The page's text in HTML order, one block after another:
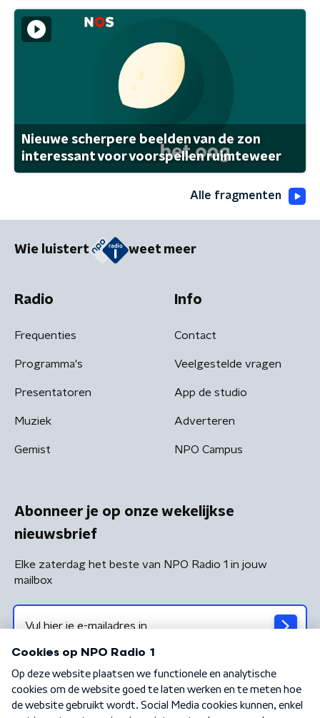
Nieuwe scherpere beelden van de zon
interessant voor voorspellen ruimteweer
Alle fragmenten
Wie luistert weet meer
Radio
Frequenties
Programma's
Presentatoren
Muziek
Gemist
Info
Contact
Veelgestelde vragen
App de studio
Adverteren
NPO Campus
Abonneer je op onze wekelijkse
nieuwsbrief
Elke zaterdag het beste van NPO Radio 1 in jouw
mailbox
Algemene voorwaarden